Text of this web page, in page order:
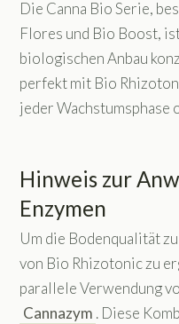
Die Canna Bio Serie,
Flores und Bio Boost,
biologischen Anbau
perfekt mit Bio
jeder Wachstumsphase
Hinweis zur
Enzymen
Um die Bodenqualität
von Bio Rhizotonic zu
parallele Verwendung
Cannazym . Diese